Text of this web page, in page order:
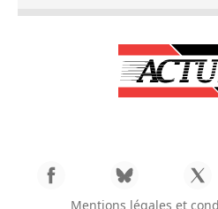
Mentions légales et